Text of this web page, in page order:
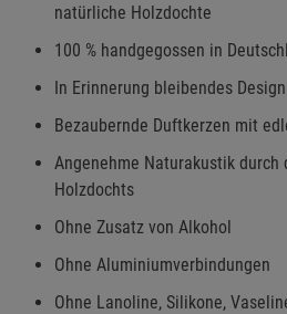
natürliche Holzdochte
100 % handgegossen in
In Erinnerung bleibendes
Bezaubernde Duftkerzen mit
Angenehme Naturakustik durch
Holzdochts
Ohne Zusatz von Alkohol
Ohne Aluminiumverbindungen
Ohne Lanoline, Silikone,